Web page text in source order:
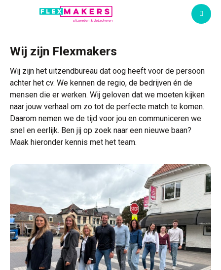
Wij zijn Flexmakers
Wij zijn het uitzendbureau dat oog heeft voor de persoon
achter het cv. We kennen de regio, de bedrijven én de
mensen die er werken. Wij geloven dat we moeten kijken
naar jouw verhaal om zo tot de perfecte match te komen.
Daarom nemen we de tijd voor jou en communiceren we
snel en eerlijk. Ben jij op zoek naar een nieuwe baan?
Maak hieronder kennis met het team.